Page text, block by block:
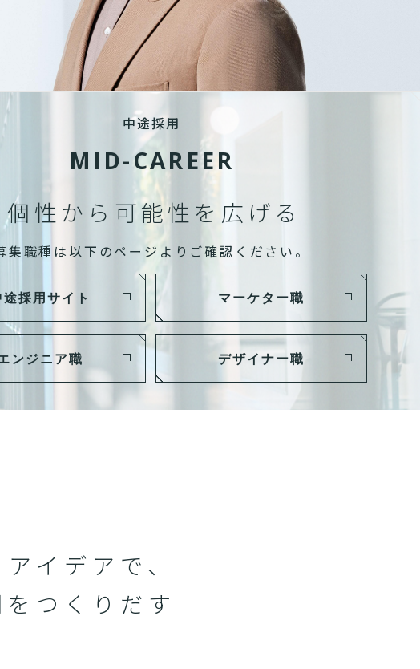
中途採用
MID-CAREER
個性から可能性を広げる
集職種は以下のページよりご確認ください。
途採用サイト マーケター職
ンジニア職 デザイナー職
アイデアで、
つくりだす